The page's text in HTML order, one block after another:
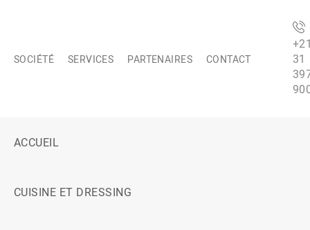
SOCIÉTÉ SERVICES PARTENAIRES CONTACT
31
ACCUEIL
CUISINE ET DRESSING